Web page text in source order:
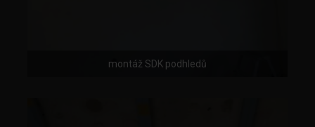
montáž SDK podhledů